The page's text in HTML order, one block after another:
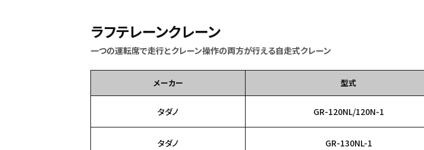
ラフテレーンクレーン
一つの運転席で走行とクレーン操作の両方が行える自走式クレーン
メーカー 型式
タダノ GR-120NL/120N-1
タダノ GR-130NL-1